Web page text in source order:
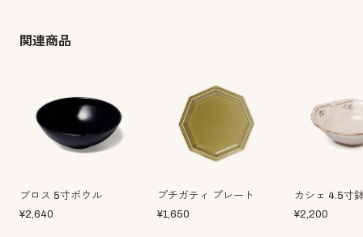
関連商品
ブロス 5寸ボウル
¥2,640
プチガティ プレート
¥1,650
カシェ 4.5寸
¥2,200